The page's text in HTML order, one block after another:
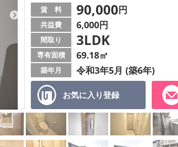
お気に入り登録
賃 料 90,000円
共益費 6,000円
間取り 3LDK
専有面積 69.18㎡
築年月 令和3年5月 (築6年)